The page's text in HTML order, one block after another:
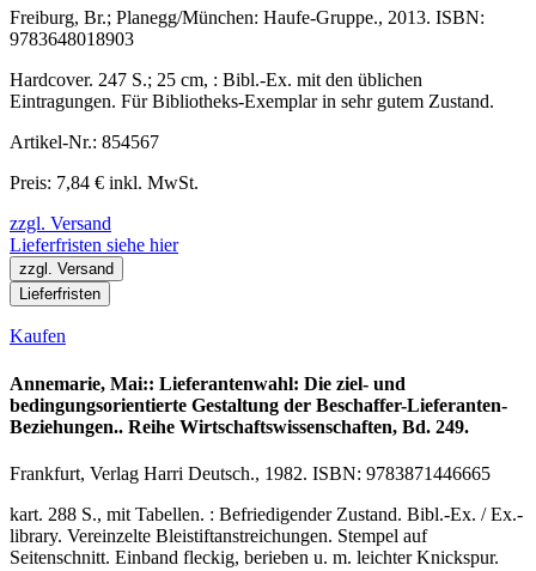
Freiburg, Br.; Planegg/München: Haufe-Gruppe., 2013. ISBN:
9783648018903
Hardcover. 247 S.; 25 cm, : Bibl.-Ex. mit den üblichen
Eintragungen. Für Bibliotheks-Exemplar in sehr gutem Zustand.
Artikel-Nr.: 854567
Preis: 7,84 € inkl. MwSt.
zzgl. Versand
Lieferfristen siehe hier
zzgl. Versand
Lieferfristen
Kaufen
Annemarie, Mai:: Lieferantenwahl: Die ziel- und
bedingungsorientierte Gestaltung der Beschaffer-Lieferanten-
Beziehungen.. Reihe Wirtschaftswissenschaften, Bd. 249.
Frankfurt, Verlag Harri Deutsch., 1982. ISBN: 9783871446665
kart. 288 S., mit Tabellen. : Befriedigender Zustand. Bibl.-Ex. / Ex.-
library. Vereinzelte Bleistiftanstreichungen. Stempel auf
Seitenschnitt. Einband fleckig, berieben u. m. leichter Knickspur.